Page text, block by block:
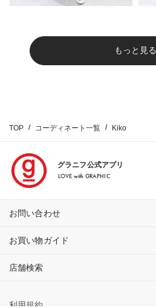
もっと見る
TOP コーディネート一覧 Kiko
グラニフ公式アプリ
LOVE with GRAPHIC
お問い合わせ
お買い物ガイド
店舗検索
利用規約